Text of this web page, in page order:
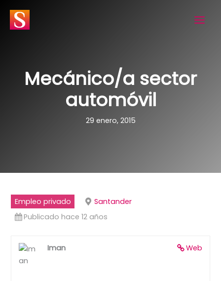
contenido
Mecánico/a sector
automóvil
29 enero, 2015
Empleo privado
Santander
Publicado hace 12 años
Web
Iman